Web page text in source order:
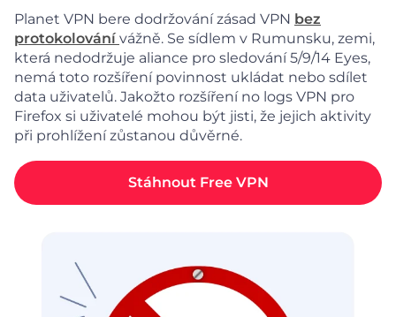
Planet VPN bere dodržování zásad VPN bez
protokolování vážně. Se sídlem v Rumunsku, zemi,
která nedodržuje aliance pro sledování 5/9/14 Eyes,
nemá toto rozšíření povinnost ukládat nebo sdílet
data uživatelů. Jakožto rozšíření no logs VPN pro
Firefox si uživatelé mohou být jisti, že jejich aktivity
při prohlížení zůstanou důvěrné.
Stáhnout Free VPN